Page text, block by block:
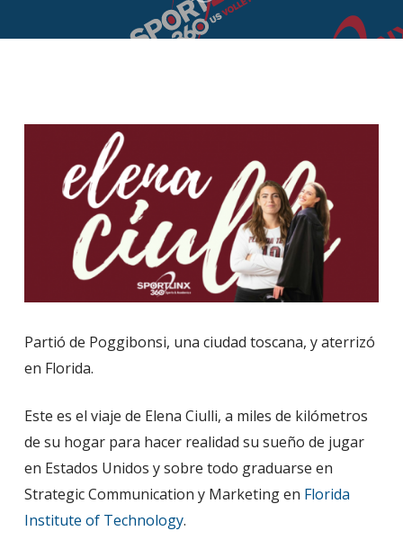
Partió de Poggibonsi, una ciudad toscana, y aterrizó
en Florida.
Este es el viaje de Elena Ciulli, a miles de kilómetros
de su hogar para hacer realidad su sueño de jugar
en Estados Unidos y sobre todo graduarse en
Strategic Communication y Marketing en Florida
Institute of Technology.